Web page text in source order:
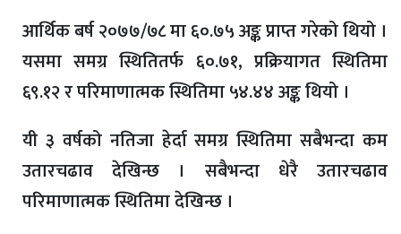
आर्थिक बर्ष २०७७/७८ मा ६०.७५ अङ्क प्राप्त गरेको थियो ।
यसमा समग्र स्थितितर्फ ६०.७१, प्रक्रियागत स्थितिमा
६९.१२ र परिमाणात्मक स्थितिमा ५४.४४ अङ्क थियो ।
यी ३ वर्षको नतिजा हेर्दा समग्र स्थितिमा सबैभन्दा कम
उतारचढाव देखिन्छ । सबैभन्दा धेरै उतारचढाव
परिमाणात्मक स्थितिमा देखिन्छ ।